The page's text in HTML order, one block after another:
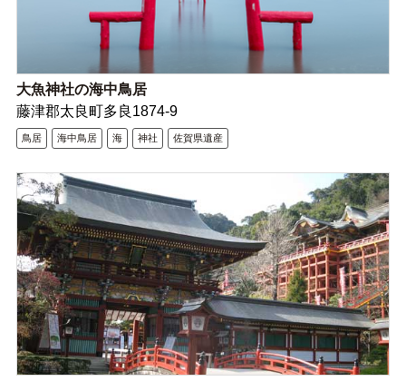
大魚神社の海中鳥居
藤津郡太良町多良1874-9
鳥居 海中鳥居 海 神社 佐賀県遺産